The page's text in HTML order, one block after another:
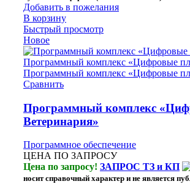
Добавить в пожелания
В корзину
Быстрый просмотр
Новое
Сравнить
Программный комплекс
Ветеринария»
Программное обеспечение
ЦЕНА ПО ЗАПРОСУ
Цена по запросу! ЗАПРОС ТЗ и КП
носит справочный характер и не является